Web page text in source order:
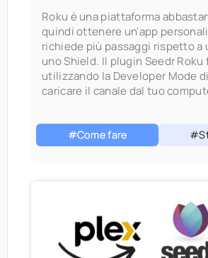
Roku è una piattaforma
quindi ottenere un'app
richiede più passaggi rispetto a
uno Shield. Il plugin Seedr Roku
utilizzando la Developer Mode
caricare il canale dal tuo
canale Roku
#Come fare